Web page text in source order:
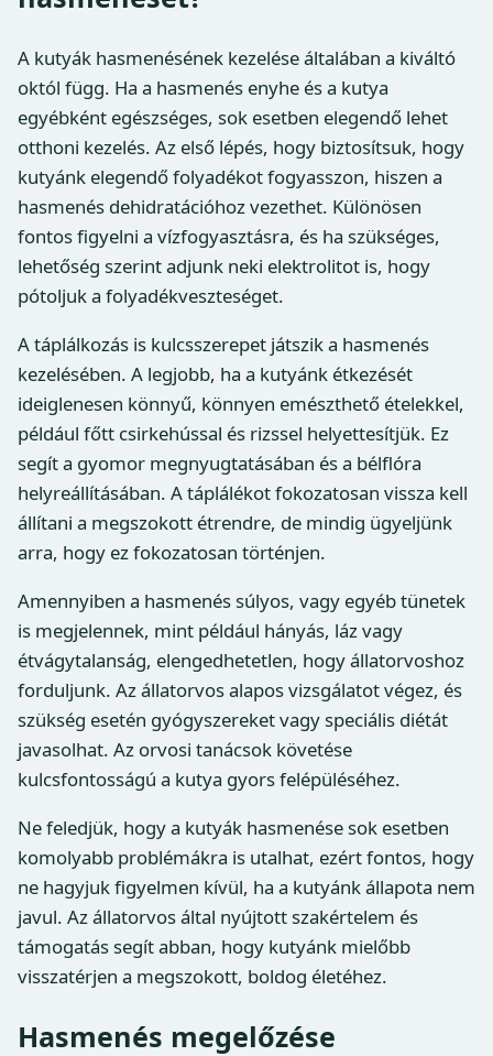
A kutyák hasmenésének kezelése általában a kiváltó
októl függ. Ha a hasmenés enyhe és a kutya
egyébként egészséges, sok esetben elegendő lehet
otthoni kezelés. Az első lépés, hogy biztosítsuk, hogy
kutyánk elegendő folyadékot fogyasszon, hiszen a
hasmenés dehidratációhoz vezethet. Különösen
fontos figyelni a vízfogyasztásra, és ha szükséges,
lehetőség szerint adjunk neki elektrolitot is, hogy
pótoljuk a folyadékveszteséget.
A táplálkozás is kulcsszerepet játszik a hasmenés
kezelésében. A legjobb, ha a kutyánk étkezését
ideiglenesen könnyű, könnyen emészthető ételekkel,
például főtt csirkehússal és rizssel helyettesítjük. Ez
segít a gyomor megnyugtatásában és a bélflóra
helyreállításában. A táplálékot fokozatosan vissza kell
állítani a megszokott étrendre, de mindig ügyeljünk
arra, hogy ez fokozatosan történjen.
Amennyiben a hasmenés súlyos, vagy egyéb tünetek
is megjelennek, mint például hányás, láz vagy
étvágytalanság, elengedhetetlen, hogy állatorvoshoz
forduljunk. Az állatorvos alapos vizsgálatot végez, és
szükség esetén gyógyszereket vagy speciális diétát
javasolhat. Az orvosi tanácsok követése
kulcsfontosságú a kutya gyors felépüléséhez.
Ne feledjük, hogy a kutyák hasmenése sok esetben
komolyabb problémákra is utalhat, ezért fontos, hogy
ne hagyjuk figyelmen kívül, ha a kutyánk állapota nem
javul. Az állatorvos által nyújtott szakértelem és
támogatás segít abban, hogy kutyánk mielőbb
visszatérjen a megszokott, boldog életéhez.
Hasmenés megelőzése